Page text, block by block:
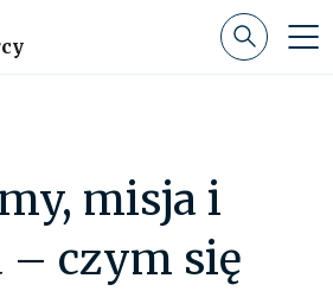
misja i
– czym się